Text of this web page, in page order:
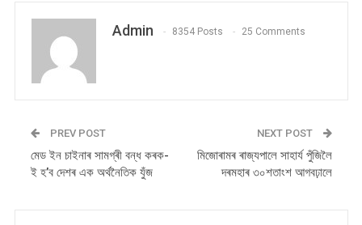
Admin 8354 Posts 25 Comments
PREV POST
মেড ইন চাইনাৰ সামগ্ৰী বন্ধ কৰক-
ই হ’ব দেশৰ এক অৰ্থনৈতিক যুঁজ
NEXT POST
মিজোৰামৰ ৰাজ্যপালে সাহাৰ্য পুঁজিলৈ
দৰমহাৰ ৩০শতাংশ আগবঢ়ালে